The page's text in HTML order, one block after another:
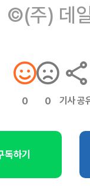
©(주) 데
0 0 기사 공
독하기